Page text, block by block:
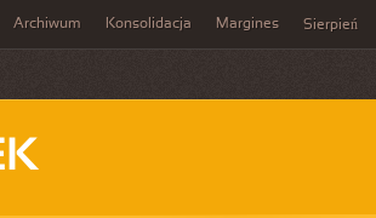
Archiwum Konsolidacja Margines Sierpień